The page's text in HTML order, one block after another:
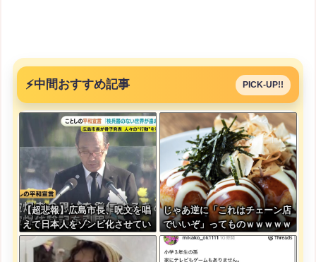
⚡中間おすすめ記事 PICK-UP!!
【超悲報】広島市長、呪文を唱
えて日本人をゾンビ化させてい
ると非難されてしまう
じゃあ逆に「これはチェーン店
でいいぞ」ってものｗｗｗｗｗ
ｗｗｗ